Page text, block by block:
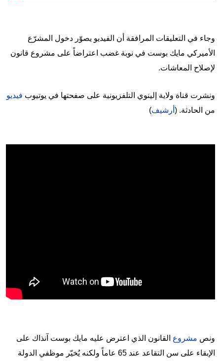
وجاء في التعليقات المرافقة أن الفيديو يصوّر دخول المشرّع
الأميركي مايك بوست في نوبة غضب اعتراضاً على مشروع قانون
لإصلاح المعاشات.
ونشرت قناة ولاية إلينوي التلفزيونية على صفحتها في يوتيوب فيديو
من الحادثة. ( أرشيف)
ونص مشروع القانون الذي اعترض عليه مايك بوست آنذاك على
الإبقاء على سن التقاعد عند 65 عاماً ولكنه يُخيّر موظفي الدولة